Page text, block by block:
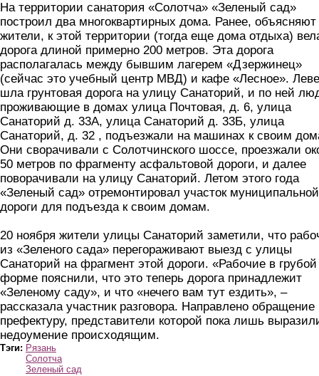
На территории санатория «Солотча» «Зеленый сад»
построил два многоквартирных дома. Ранее, объясняют
жители, к этой территории (тогда еще дома отдыха)
дорога длиной примерно 200 метров. Эта дорога
располагалась между бывшим лагерем «Дзержинец»
(сейчас это учебный центр МВД) и кафе «Лесное».
шла грунтовая дорога на улицу Санаторий, и по ней
проживающие в домах улица Почтовая, д. 6, улица
Санаторий д. 33А, улица Санаторий д. 33Б, улица
Санаторий, д. 32 , подъезжали на машинах к своим
Они сворачивали с Солотчинского шоссе, проезжали
50 метров по фрагменту асфальтовой дороги, и далее
поворачивали на улицу Санаторий. Летом этого года
«Зеленый сад» отремонтировал участок муниципальной
дороги для подъезда к своим домам.
20 ноября жители улицы Санаторий заметили, что
из «Зеленого сада» перегораживают выезд с улицы
Санаторий на фрагмент этой дороги. «Рабочие в грубой
форме пояснили, что это теперь дорога принадлежит
«Зеленому саду», и что «нечего вам тут ездить», –
рассказала участник разговора. Направлено обращение
префектуру, представители которой пока лишь
недоумение происходящим.
Тэги: Рязань
Солотча
Зеленый сад